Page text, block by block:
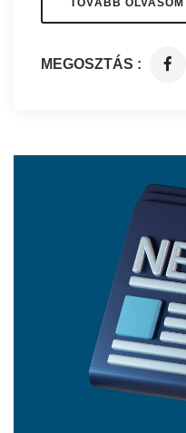
TOVÁBB OLVASOM
MEGOSZTÁS :